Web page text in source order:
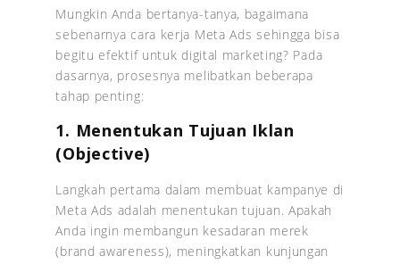
Mungkin Anda bertanya-tanya, bagaimana
sebenarnya cara kerja Meta Ads sehingga bisa
begitu efektif untuk digital marketing? Pada
dasarnya, prosesnya melibatkan beberapa
tahap penting:
1. Menentukan Tujuan Iklan
(Objective)
Langkah pertama dalam membuat kampanye di
Meta Ads adalah menentukan tujuan. Apakah
Anda ingin membangun kesadaran merek
(brand awareness), meningkatkan kunjungan